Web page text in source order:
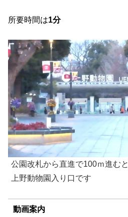
所要時間は1分
公園改札から直進で100ｍ進むと
上野動物園入り口です
動画案内